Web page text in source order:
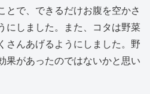
とで、できるだけお腹を空かさ
にしました。また、コタは野菜
さんあげるようにしました。野
果があったのではないかと思い